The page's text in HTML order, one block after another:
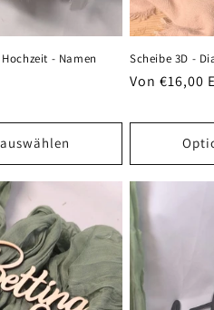
- Namen
Scheibe 3D -
Normaler
Von €16,00